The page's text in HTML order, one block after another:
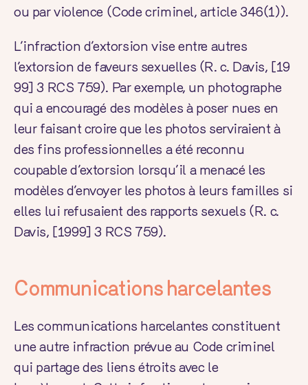
ou par violence (Code criminel, article 346(1)).
L’infraction d’extorsion vise entre autres
l’extorsion de faveurs sexuelles (R. c. Davis,
[19
99] 3 RCS 759). Par exemple, un photographe
qui a encouragé des modèles à poser nues en
leur faisant croire que les photos serviraient à
des fins professionnelles a été reconnu
coupable d’extorsion lorsqu’il a menacé les
modèles d’envoyer les photos à leurs familles si
elles lui refusaient des rapports sexuels (R. c.
Davis,
[1999] 3 RCS 759).
Communications harcelantes
Les communications harcelantes constituent
une autre infraction prévue au Code criminel
qui partage des liens étroits avec le